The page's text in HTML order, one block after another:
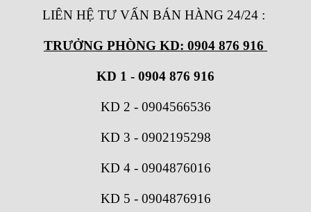
LIÊN HỆ TƯ VẤN BÁN HÀNG 24/24 :
TRƯỞNG PHÒNG KD: 0904 876 916
KD 1 - 0904 876 916
KD 2 - 0904566536
KD 3 - 0902195298
KD 4 - 0904876016
KD 5 - 0904876916